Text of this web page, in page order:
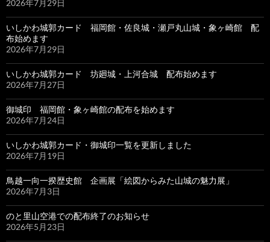
2026年7月29日
いしかわ城郭カード 福岡館・佐良城・瀬戸丸山城・象ヶ崎館 配
布始めます
2026年7月29日
いしかわ城郭カード 坊廻城・上河合城 配布始めます
2026年7月27日
御城印 福岡館・象ヶ崎館の配布を始めます
2026年7月24日
いしかわ城郭カード・御城印一覧を更新しました
2026年7月19日
鳥越一向一揆歴史館 企画展「絵図からみた山城の魅力展」
2026年7月3日
のと里山空港での配布終了のお知らせ
2026年5月23日